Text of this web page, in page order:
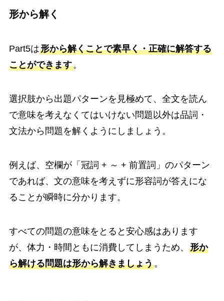
形から解く
Part5は形から解くことで素早く・正確に解答する
ことができます。
選択肢から出題パターンを見極めて、全文を読ん
で意味を考えなくてはいけない問題以外は品詞・
文法から問題を解くようにしましょう。
例えば、空欄が「冠詞 + ～ + 前置詞」のパターン
であれば、文の意味を考えずに形容詞が答えにな
ることが瞬時に分かります。
すべての問題の意味をとると安心感はあります
が、体力・時間ともに消費してしまうため、 形か
ら解ける問題は形から解きましょう。